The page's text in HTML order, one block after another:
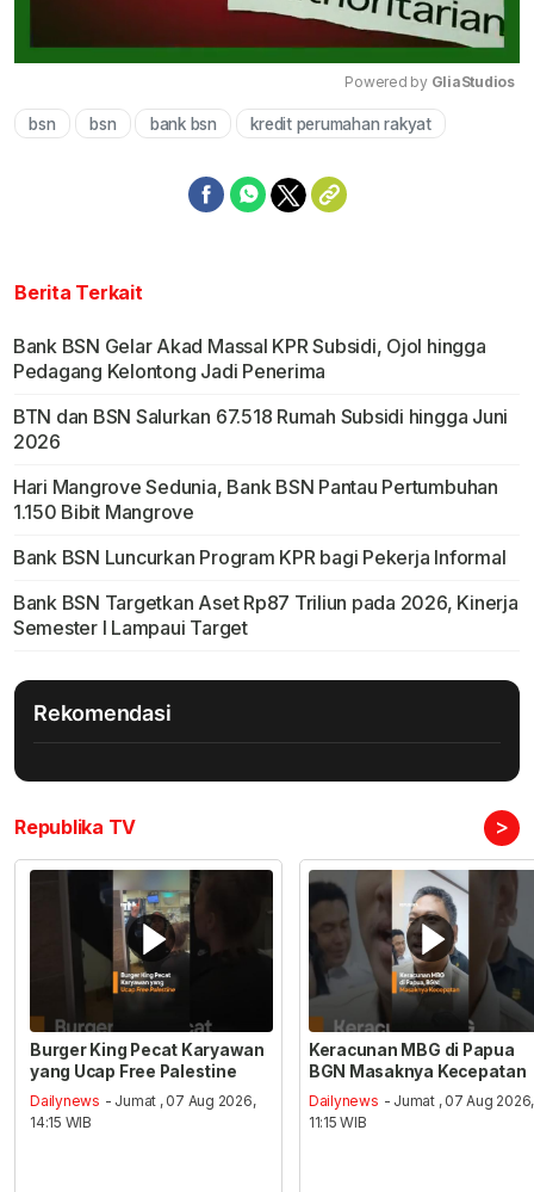
Mute
Powered by GliaStudios
bsn bsn bank bsn kredit perumahan rakyat
Berita Terkait
Bank BSN Gelar Akad Massal KPR Subsidi, Ojol hingga
Pedagang Kelontong Jadi Penerima
BTN dan BSN Salurkan 67.518 Rumah Subsidi hingga Juni
2026
Hari Mangrove Sedunia, Bank BSN Pantau Pertumbuhan
1.150 Bibit Mangrove
Bank BSN Luncurkan Program KPR bagi Pekerja Informal
Bank BSN Targetkan Aset Rp87 Triliun pada 2026, Kinerja
Semester I Lampaui Target
Rekomendasi
Republika TV >
Burger King Pecat Karyawan
yang Ucap Free Palestine
Dailynews - Jumat , 07 Aug 2026,
14:15 WIB
Keracunan MBG di Papua
BGN Masaknya Kecepatan
Dailynews - Jumat , 07 Aug 2026,
11:15 WIB